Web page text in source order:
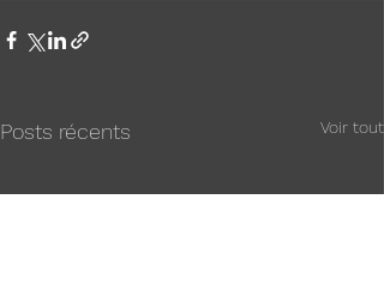
Posts récents Voir tout